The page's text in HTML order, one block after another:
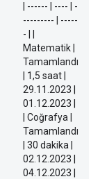
| ------ | ---- | -
--------- | -----
- | |
Matematik |
Tamamlandı
| 1,5 saat |
29.11.2023 |
01.12.2023 |
| Coğrafya |
Tamamlandı
| 30 dakika |
02.12.2023 |
04.12.2023 |